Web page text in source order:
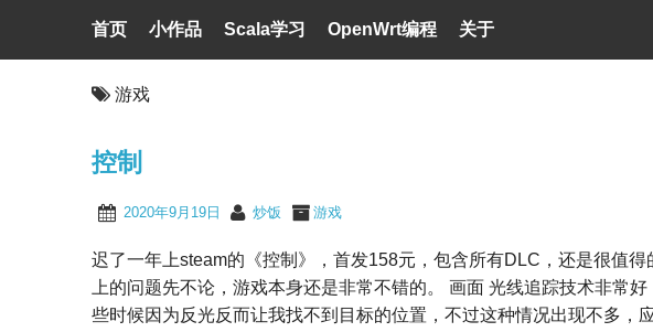
首页 小作品 Scala学习 OpenWrt编程 关于
游戏
控制
2020年9月19日 炒饭 游戏
迟了一年上steam的《控制》，首发158元，包含所有DLC，还是很值
上的问题先不论，游戏本身还是非常不错的。 画面 光线追踪技术非常
些时候因为反光反而让我找不到目标的位置，不过这种情况出现不多，